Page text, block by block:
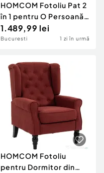
HOMCOM Fotoliu Pat 2
în 1 pentru O Persoană,
Pliabil, cu 2 Perne,
Economisire Spațiu,
Catifea, Crem
1.489,99 lei
Bucuresti 1 zi în urmă
HOMCOM Fotoliu
pentru Dormitor din